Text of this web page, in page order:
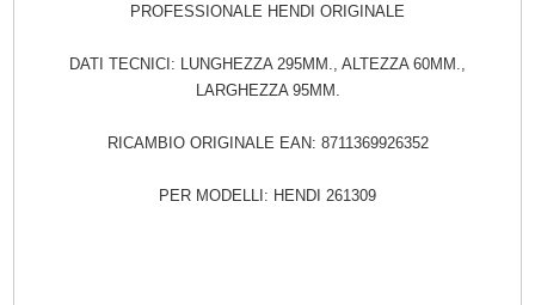
PROFESSIONALE HENDI ORIGINALE
DATI TECNICI: LUNGHEZZA 295MM., ALTEZZA 60MM.,
LARGHEZZA 95MM.
RICAMBIO ORIGINALE EAN: 8711369926352
PER MODELLI: HENDI 261309